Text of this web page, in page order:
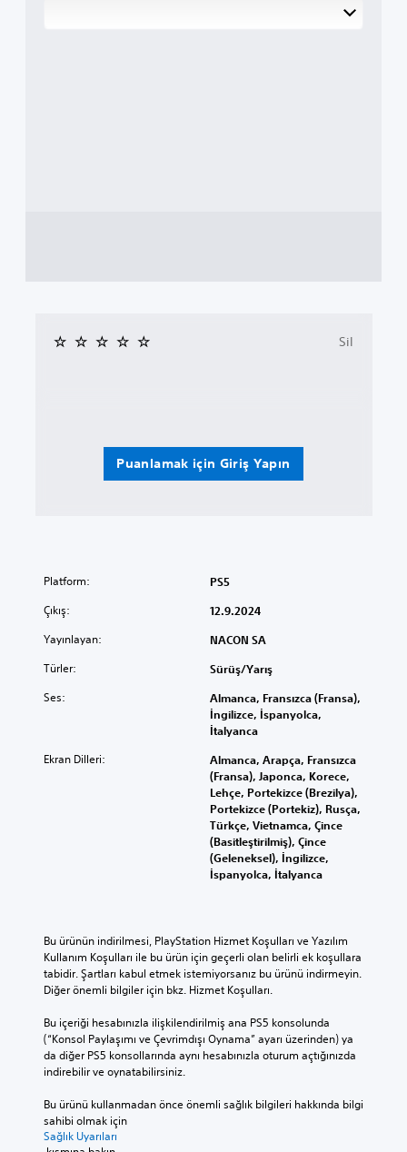
Puanlamak için Giriş Yapın
Sil
Platform: PS5
Çıkış: 12.9.2024
Yayınlayan: NACON SA
Türler: Sürüş/Yarış
Ses:
Almanca, Fransızca (Fransa),
İngilizce, İspanyolca,
İtalyanca
Ekran Dilleri:
Almanca, Arapça, Fransızca
(Fransa), Japonca, Korece,
Lehçe, Portekizce (Brezilya),
Portekizce (Portekiz), Rusça,
Türkçe, Vietnamca, Çince
(Basitleştirilmiş), Çince
(Geleneksel), İngilizce,
İspanyolca, İtalyanca
Bu ürünün indirilmesi, PlayStation Hizmet Koşulları ve Yazılım
Kullanım Koşulları ile bu ürün için geçerli olan belirli ek koşullara
tabidir. Şartları kabul etmek istemiyorsanız bu ürünü indirmeyin.
Diğer önemli bilgiler için bkz. Hizmet Koşulları.
Bu içeriği hesabınızla ilişkilendirilmiş ana PS5 konsolunda
(“Konsol Paylaşımı ve Çevrimdışı Oynama” ayarı üzerinden) ya
da diğer PS5 konsollarında aynı hesabınızla oturum açtığınızda
indirebilir ve oynatabilirsiniz.
Bu ürünü kullanmadan önce önemli sağlık bilgileri hakkında bilgi
sahibi olmak için
Sağlık Uyarıları